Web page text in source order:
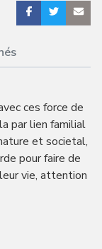
ces force de
par lien familial
et societal,
pour faire de
vie, attention